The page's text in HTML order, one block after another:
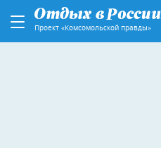
Проект «Комсомольской правды»